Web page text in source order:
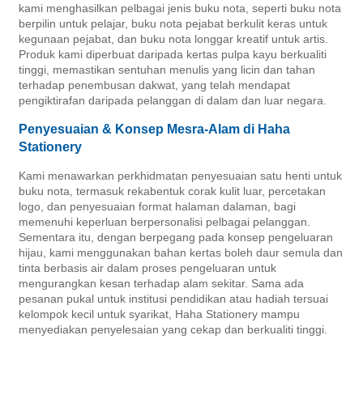
kami menghasilkan pelbagai jenis buku nota, seperti buku nota
berpilin untuk pelajar, buku nota pejabat berkulit keras untuk
kegunaan pejabat, dan buku nota longgar kreatif untuk artis.
Produk kami diperbuat daripada kertas pulpa kayu berkualiti
tinggi, memastikan sentuhan menulis yang licin dan tahan
terhadap penembusan dakwat, yang telah mendapat
pengiktirafan daripada pelanggan di dalam dan luar negara.
Penyesuaian & Konsep Mesra-Alam di Haha
Stationery
Kami menawarkan perkhidmatan penyesuaian satu henti untuk
buku nota, termasuk rekabentuk corak kulit luar, percetakan
logo, dan penyesuaian format halaman dalaman, bagi
memenuhi keperluan berpersonalisi pelbagai pelanggan.
Sementara itu, dengan berpegang pada konsep pengeluaran
hijau, kami menggunakan bahan kertas boleh daur semula dan
tinta berbasis air dalam proses pengeluaran untuk
mengurangkan kesan terhadap alam sekitar. Sama ada
pesanan pukal untuk institusi pendidikan atau hadiah tersuai
kelompok kecil untuk syarikat, Haha Stationery mampu
menyediakan penyelesaian yang cekap dan berkualiti tinggi.